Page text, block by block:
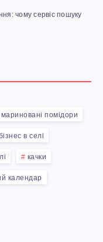
чому сервіс пошуку
мариновані помідори
в селі
качки
календар